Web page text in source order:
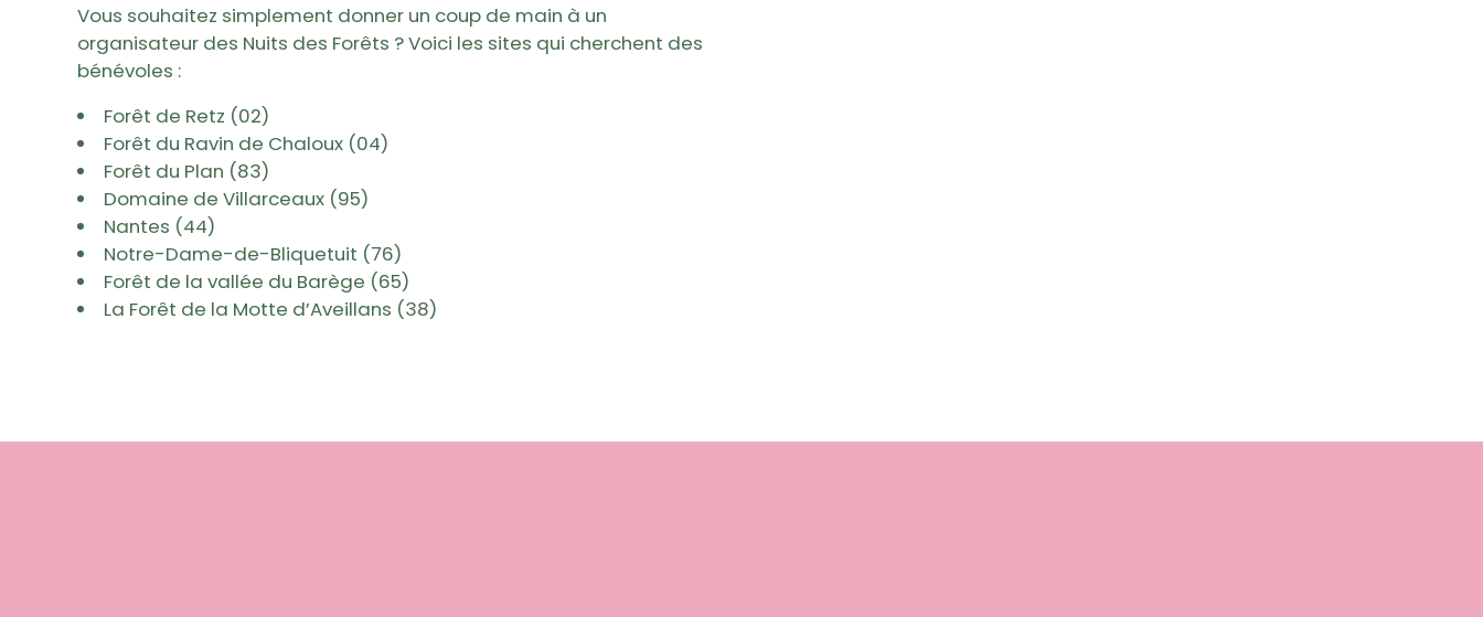
Vous souhaitez simplement donner un coup de main à un
organisateur des Nuits des Forêts ? Voici les sites qui cherchent des
bénévoles :
Forêt de Retz (02)
Forêt du Ravin de Chaloux (04)
Forêt du Plan (83)
Domaine de Villarceaux (95)
Nantes (44)
Notre-Dame-de-Bliquetuit (76)
Forêt de la vallée du Barège (65)
La Forêt de la Motte d’Aveillans (38)